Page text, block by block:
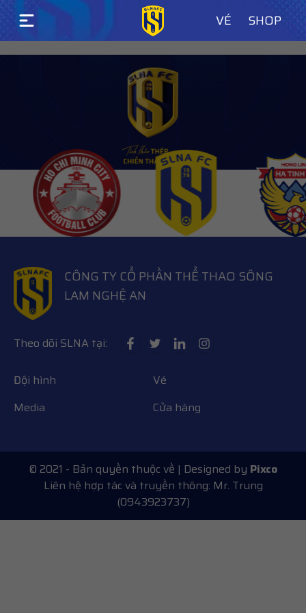
VÉ SHOP
LASTEST WORKS
CÔNG TY CỔ PHẦN THỂ THAO SÔNG
LAM NGHỆ AN
Theo dõi SLNA tại:
Đội hình
Vé
Media
Cửa hàng
© 2021 - Bản quyền thuộc về | Designed by Pixco
Liên hệ hợp tác và truyền thông: Mr. Trung
(0943923737)